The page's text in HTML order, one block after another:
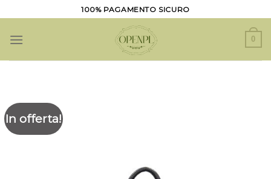
ai
contenuti
100% PAGAMENTO SICURO
0
In offerta!